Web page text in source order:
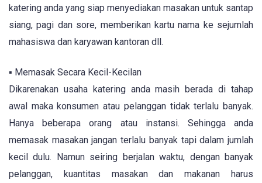
katering anda yang siap menyediakan masakan untuk santap
siang, pagi dan sore, memberikan kartu nama ke sejumlah
mahasiswa dan karyawan kantoran dll.
▪ Memasak Secara Kecil-Kecilan
Dikarenakan usaha katering anda masih berada di tahap
awal maka konsumen atau pelanggan tidak terlalu banyak.
Hanya beberapa orang atau instansi. Sehingga anda
memasak masakan jangan terlalu banyak tapi dalam jumlah
kecil dulu. Namun seiring berjalan waktu, dengan banyak
pelanggan, kuantitas masakan dan makanan harus